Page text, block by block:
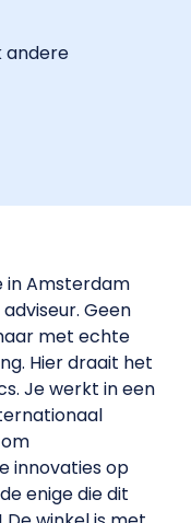
andere
in Amsterdam
Geen
met echte
Hier draait het
Je werkt in een
innovaties op
enige die dit